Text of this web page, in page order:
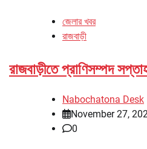
জেলার খবর
রাজবাড়ী
রাজবাড়ীতে প্রাণিসম্পদ
Nabochatona Desk
November 27,
0